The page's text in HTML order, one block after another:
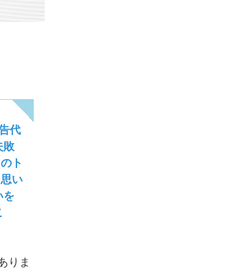
代
敗
ト
い
を
りま